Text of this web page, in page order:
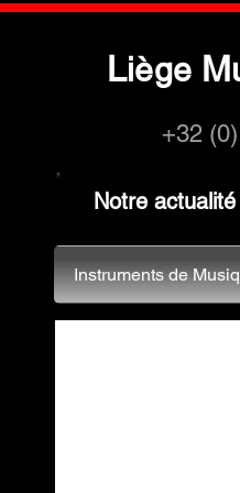
Liège M
+32
Notre
Instruments de